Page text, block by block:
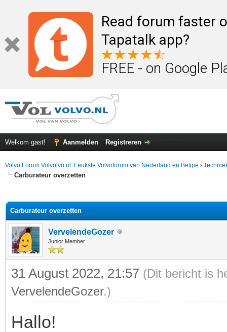
Read forum faster
Tapatalk app?
FREE - on Google
Welkom gast! Aanmelden Registreren
Volvo Forum Volvolvo.nl: Leukste Volvoforum van Nederland en België ›
Carburateur overzetten
Carburateur overzetten
VervelendeGozer
Junior Member
31 August 2022, 21:57 (Dit bericht is
VervelendeGozer.)
Hallo!